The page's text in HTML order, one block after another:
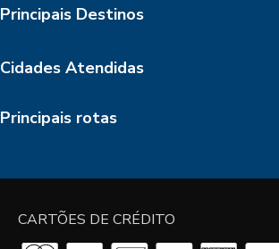
Principais Destinos
Cidades Atendidas
Principais rotas
CARTÕES DE CRÉDITO